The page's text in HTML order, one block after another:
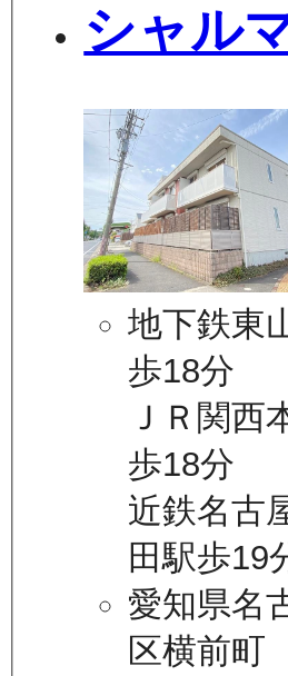
シャル
地下鉄東
歩18分
ＪＲ関西
歩18分
近鉄名古
田駅歩19
愛知県名
区横前町